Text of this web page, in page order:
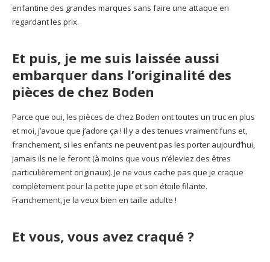
enfantine des grandes marques sans faire une attaque en
regardant les prix.
Et puis, je me suis laissée aussi
embarquer dans l’originalité des
pièces de chez Boden
Parce que oui, les pièces de chez Boden ont toutes un truc en plus
et moi, j’avoue que j’adore ça ! Il y a des tenues vraiment funs et,
franchement, si les enfants ne peuvent pas les porter aujourd’hui,
jamais ils ne le feront (à moins que vous n’éleviez des êtres
particulièrement originaux). Je ne vous cache pas que je craque
complètement pour la petite jupe et son étoile filante.
Franchement, je la veux bien en taille adulte !
Et vous, vous avez craqué ?